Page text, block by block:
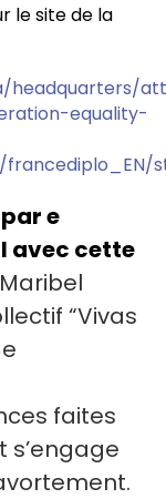
le site de la
equality-
e
avec cette
“Vivas
faites
s’engage